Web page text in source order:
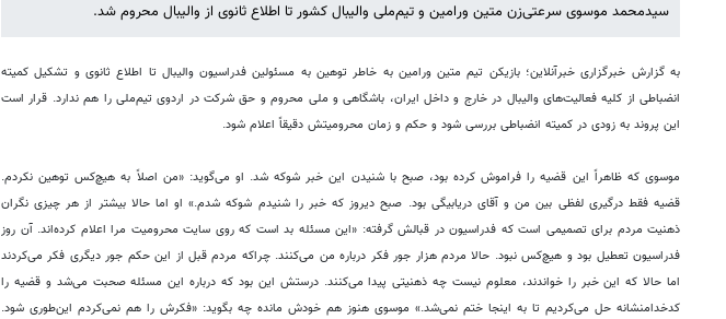
سید‌محمد موسوی سرعتی‌زن متین ورامین و تیم‌ملی والیبال کشور تا اطلاع ثانوی از والیبال محروم شد.
به گزارش خبرگزاری خبرآنلاین؛ بازیکن تیم متین ورامین به خاطر توهین به مسئولین فدراسیون والیبال تا اطلاع ثانوی و تشکیل کمیته
انضباطی از کلیه فعالیت‌های والیبال در خارج و داخل ایران، باشگاهی و ملی محروم و حق شرکت در اردوی تیم‌ملی را هم ندارد. قرار است
این پروند به زودی در کمیته انضباطی بررسی شود و حکم و زمان محرومیتش دقیقاً اعلام شود.
موسوی که ظاهراً این قضیه را فراموش کرده بود، صبح با شنیدن این خبر شوکه شد. او می‌گوید: «من اصلاً به هیچ‌کس توهین نکردم.
قضیه فقط درگیری لفظی بین من و آقای دریا‌بیگی بود. صبح دیروز که خبر را شنیدم شوکه شدم.» او اما حالا بیشتر از هر چیزی نگران
ذهنیت مردم برای تصمیمی است که فدراسیون در قبالش گرفته: «این مسئله بد است که روی سایت محرومیت مرا اعلام کرده‌اند. آن روز
فدراسیون تعطیل بود و هیچ‌کس نبود. حالا مردم هزار جور فکر درباره من می‌کنند. چراکه مردم قبل از این حکم جور دیگری فکر می‌کردند
اما حالا که این خبر را خواندند، معلوم نیست چه ذهنیتی پیدا می‌کنند. درستش این بود که درباره این مسئله صحبت می‌شد و قضیه را
کدخدا‌منشانه حل می‌کردیم تا به اینجا ختم نمی‌شد.» موسوی هنوز هم خودش مانده چه بگوید: «فکرش را هم نمی‌کردم این‌طوری شود.